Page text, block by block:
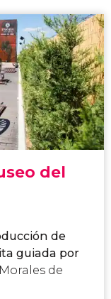
del
de
guiada por
de